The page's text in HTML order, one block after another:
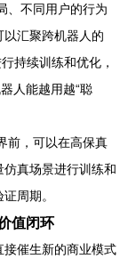
、不同用户的行为
汇聚跨机器人的
持续训练和优化，
人能越用越“聪
前，可以在高保真
真场景进行训练和
周期。
值闭环
催生新的商业模式